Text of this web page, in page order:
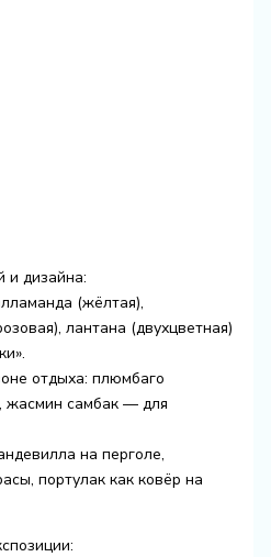
и дизайна:
(жёлтая),
лантана (двухцветная)
отдыха: плюмбаго
жасмин самбак — для
на перголе,
портулак как ковёр на